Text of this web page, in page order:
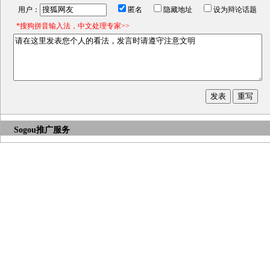
用户： 匿名 隐藏地址
设为辩论话题
*搜狗拼音输入法，中文处理专家>>
Sogou推广服务